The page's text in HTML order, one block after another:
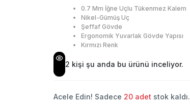
0.7 Mm İğne Uçlu Tükenmez Kalem
Nikel-Gümüş Uç
Şeffaf Gövde
Ergonomik Yuvarlak Gövde Yapısı
Kırmızı Renk
2 kişi şu anda bu ürünü inceliyor.
Acele Edin! Sadece 20 adet stok kaldı.